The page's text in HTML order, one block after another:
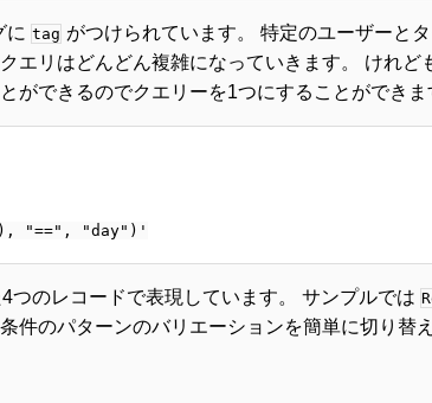
に tag がつけられています。 特定のユーザーと
エリはどんどん複雑になっていきます。 けれど
ができるのでクエリーを1つにすることができま
つのレコードで表現しています。 サンプルでは
件のパターンのバリエーションを簡単に切り替